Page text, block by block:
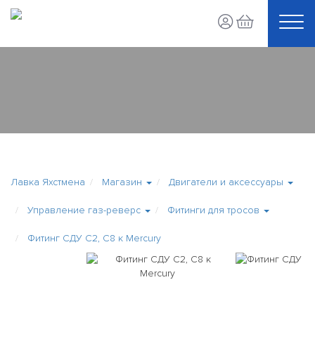
Лавка Яхстмена Магазин Двигатели и аксессуары
Управление газ-реверс Фитинги для тросов
Фитинг СДУ С2, C8 к Mercury